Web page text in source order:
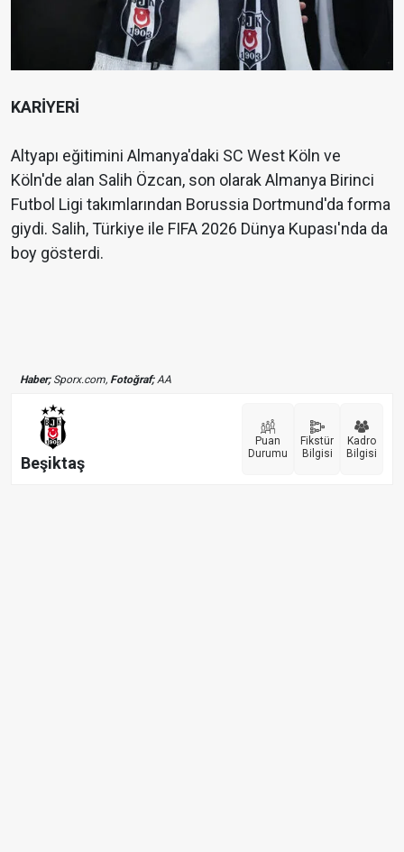
KARİYERİ
Altyapı eğitimini Almanya'daki SC West Köln ve
Köln'de alan Salih Özcan, son olarak Almanya Birinci
Futbol Ligi takımlarından Borussia Dortmund'da forma
giydi. Salih, Türkiye ile FIFA 2026 Dünya Kupası'nda da
boy gösterdi.
Haber;Sporx.com, Fotoğraf;AA
Beşiktaş
Puan
Durumu
Fikstür
Bilgisi
Kadro
Bilgisi